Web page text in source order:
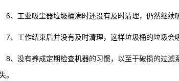
工业吸尘器垃圾桶满时还没有及时清理，仍然继续
工作结束后并没有及时清理，这样垃圾桶的垃圾会
没有养成定期检查机器的习惯，以至于破损的过滤
。